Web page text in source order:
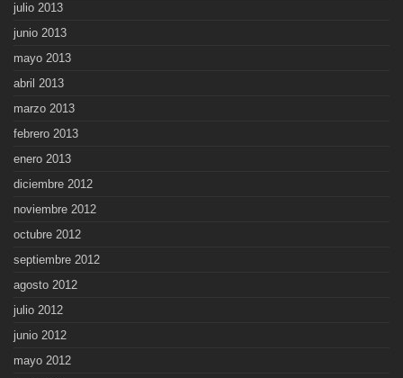
julio 2013
junio 2013
mayo 2013
abril 2013
marzo 2013
febrero 2013
enero 2013
diciembre 2012
noviembre 2012
octubre 2012
septiembre 2012
agosto 2012
julio 2012
junio 2012
mayo 2012